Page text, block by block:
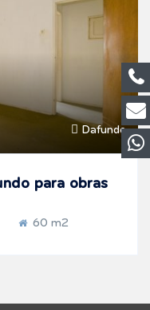
Dafundo
para obras
60 m2